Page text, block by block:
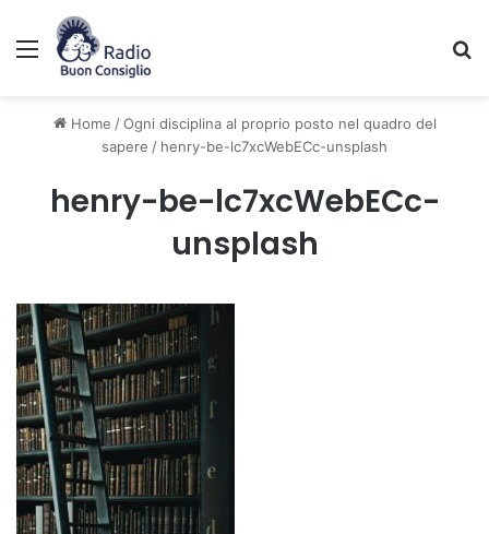
Menu
Home / Ogni disciplina al proprio posto nel quadro del
sapere / henry-be-lc7xcWebECc-unsplash
henry-be-lc7xcWebECc-
unsplash